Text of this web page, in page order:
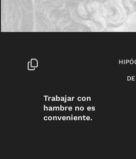
Trabajar con
hambre no es
conveniente.